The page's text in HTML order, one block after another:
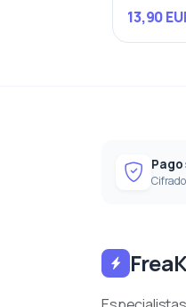
13,90
Pago